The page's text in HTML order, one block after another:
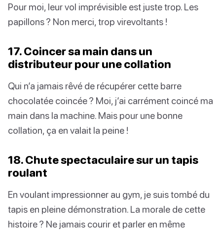
Pour moi, leur vol imprévisible est juste trop. Les
papillons ? Non merci, trop virevoltants !
17. Coincer sa main dans un
distributeur pour une collation
Qui n’a jamais rêvé de récupérer cette barre
chocolatée coincée ? Moi, j’ai carrément coincé ma
main dans la machine. Mais pour une bonne
collation, ça en valait la peine !
18. Chute spectaculaire sur un tapis
roulant
En voulant impressionner au gym, je suis tombé du
tapis en pleine démonstration. La morale de cette
histoire ? Ne jamais courir et parler en même